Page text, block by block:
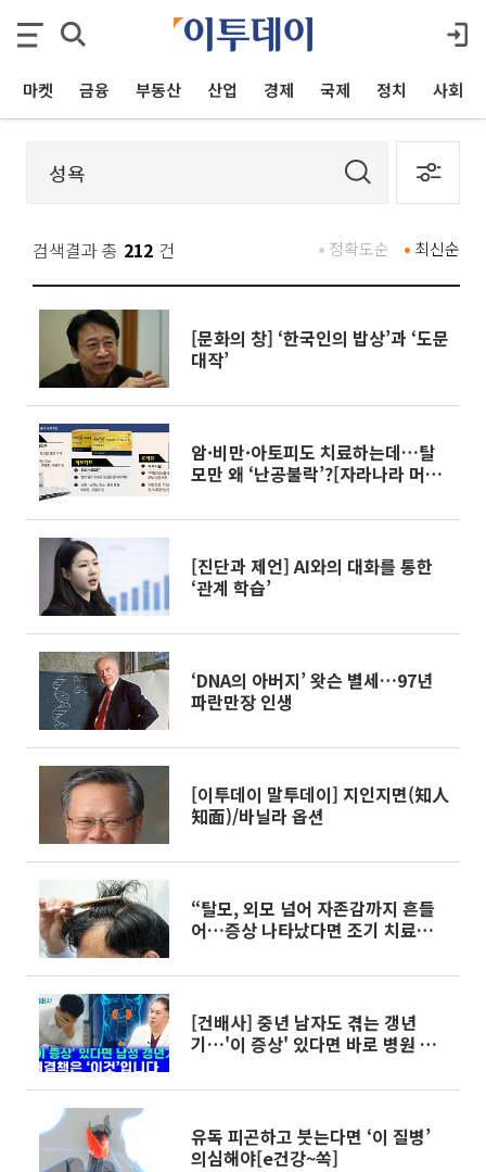
마켓 금융 부동산 산업 경제 국제 정치 사회
검색결과 총 212 건 최신순
정확도순
[문화의 창] ‘한국인의 밥상’과 ‘도문
대작’
암·비만·아토피도 치료하는데…탈
모만 왜 ‘난공불락’?[자라나라 머리
[진단과 제언] AI와의 대화를 통한
‘관계 학습’
‘DNA의 아버지’ 왓슨 별세…97년
파란만장 인생
[이투데이 말투데이] 지인지면(知人
知面)/바닐라 옵션
“탈모, 외모 넘어 자존감까지 흔들
어…증상 나타났다면 조기 치료해
[건배사] 중년 남자도 겪는 갱년
기…'이 증상' 있다면 바로 병원 가
유독 피곤하고 붓는다면 ‘이 질병’
의심해야[e건강~쏙]